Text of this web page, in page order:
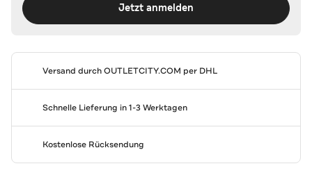
Jetzt anmelden
Versand durchOUTLETCITY.COM per DHL
Schnelle Lieferung in 1-3 Werktagen
Kostenlose Rücksendung